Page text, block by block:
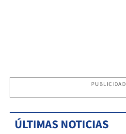
PUBLICIDAD
ÚLTIMAS NOTICIAS